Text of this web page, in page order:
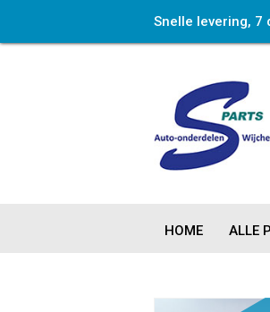
Snelle levering, 7
HOME ALLE